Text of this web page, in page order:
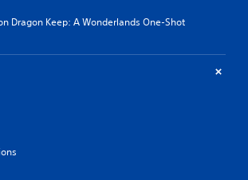
Dragon Keep: A Wonderlands One-Shot